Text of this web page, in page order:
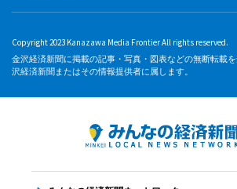
Copyright 2023 Kanazawa Media Frontier All rights reserved.
金沢経済新聞に掲載の記事・写真・図表などの無断転載
沢経済新聞またはその情報提供者に属します。